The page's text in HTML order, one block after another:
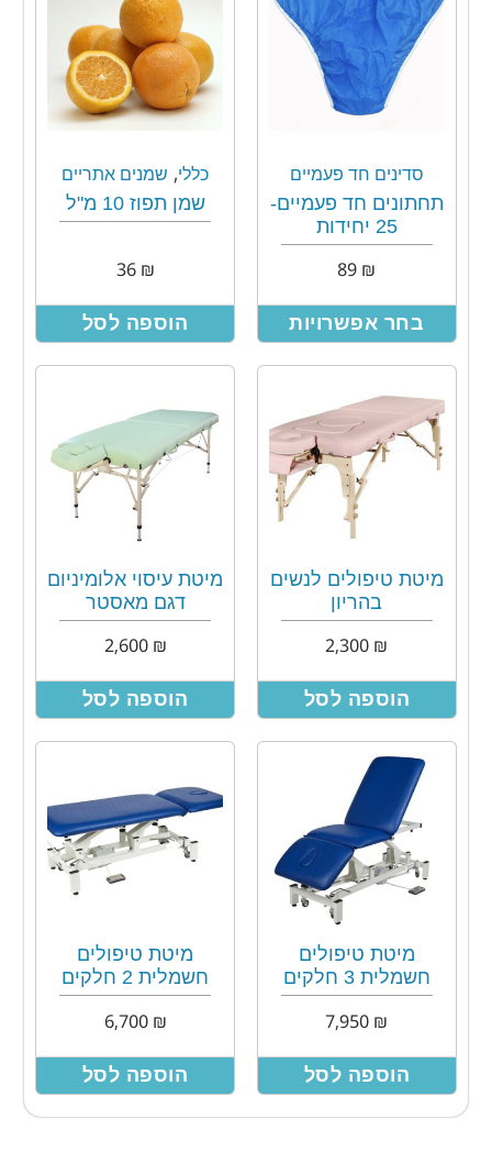
סדינים חד פעמיים
תחתונים חד פעמיים-
25 יחידות
₪
בחר אפשרויות
כללי, שמנים אתריים
שמן תפוז 10 מ"ל
₪
36
הוספה לסל
מיטת טיפולים לנשים
בהריון
₪
הוספה לסל
מיטת עיסוי אלומיניום
דגם מאסטר
₪
2,600
הוספה לסל
מיטת טיפולים
חשמלית 3 חלקים
₪
הוספה לסל
מיטת טיפולים
חשמלית 2 חלקים
₪
6,700
הוספה לסל